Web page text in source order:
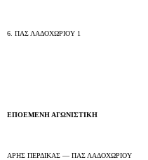
6. ΠΑΣ ΛΑΔΟΧΩΡΙΟΥ 1
ΕΠΟΕΜΕΝΗ ΑΓΩΝΙΣΤΙΚΗ
ΑΡΗΣ ΠΕΡΔΙΚΑΣ — ΠΑΣ ΛΑΔΟΧΩΡΙΟΥ